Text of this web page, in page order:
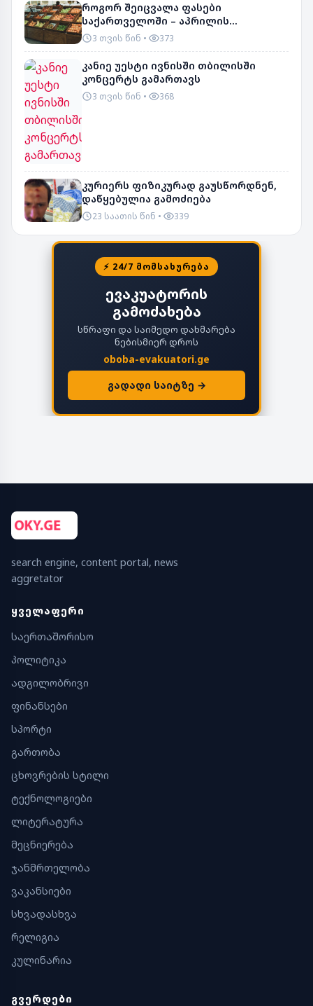
როგორ შეიცვალა ფასები
საქართველოში – აპრილის
მონაცემები
3 თვის წინ 373
კანიე უესტი ივნისში თბილისში
კონცერტს გამართავს
3 თვის წინ 368
კურიერს ფიზიკურად გაუსწორდნენ,
დაწყებულია გამოძიება
23 საათის წინ 339
⚡ 24/7 ᲛᲝᲛᲡᲐᲮᲣᲠᲔᲑᲐ
ევაკუატორის
გამოძახება
სწრაფი და საიმედო დახმარება
ნებისმიერ დროს
oboba-evakuatori.ge
გადადი საიტზე →
search engine, content portal, news
aggretator
ᲧᲕᲔᲚᲐᲤᲔᲠᲘ
საერთაშორისო
პოლიტიკა
ადგილობრივი
ფინანსები
სპორტი
გართობა
ცხოვრების სტილი
ტექნოლოგიები
ლიტერატურა
მეცნიერება
ჯანმრთელობა
ვაკანსიები
სხვადასხვა
რელიგია
კულინარია
ᲒᲕᲔᲠᲓᲔᲑᲘ